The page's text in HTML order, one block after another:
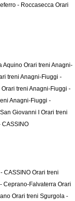
- Roccasecca Orari
Aquino Orari treni Anagni-
treni Anagni-Fiuggi -
Orari treni Anagni-Fiuggi -
Anagni-Fiuggi -
Giovanni I Orari treni
CASSINO
CASSINO Orari treni
Ceprano-Falvaterra Orari
Orari treni Sgurgola -